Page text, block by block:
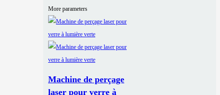
More parameters
Machine de perçage
laser pour verre à